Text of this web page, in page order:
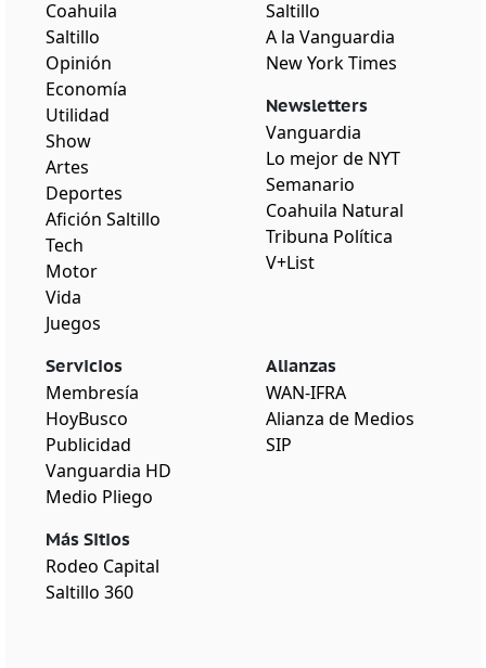
Coahuila
Saltillo
Opinión
Economía
Utilidad
Show
Artes
Deportes
Afición Saltillo
Tech
Motor
Vida
Juegos
Saltillo
A la Vanguardia
New York Times
Newsletters
Vanguardia
Lo mejor de NYT
Semanario
Coahuila Natural
Tribuna Política
V+List
Servicios
Membresía
HoyBusco
Publicidad
Vanguardia HD
Medio Pliego
Más Sitios
Rodeo Capital
Saltillo 360
Alianzas
WAN-IFRA
Alianza de Medios
SIP